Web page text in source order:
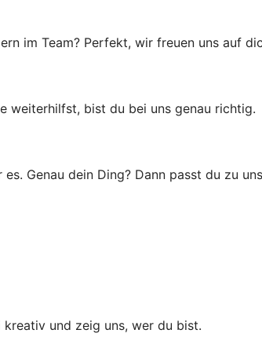
im Team? Perfekt, wir freuen uns auf
weiterhilfst, bist du bei uns genau richtig.
Genau dein Ding? Dann passt du zu
und zeig uns, wer du bist.